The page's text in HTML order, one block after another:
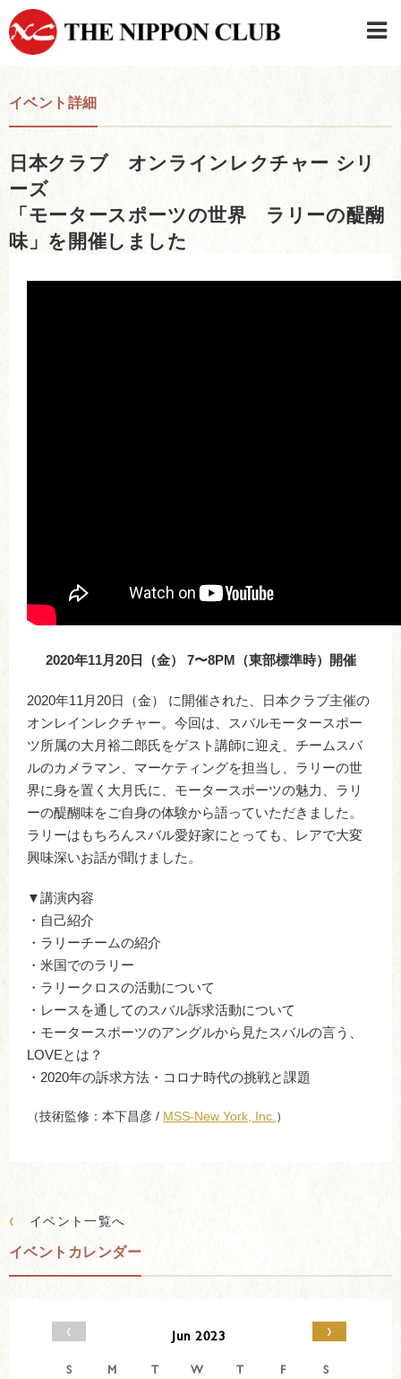
イベント詳細
日本クラブ オンラインレクチャー シリ
ーズ
「モータースポーツの世界 ラリーの醍醐
味」を開催しました
2020年11月20日（金） 7〜8PM（東部標準時）開催
2020年11月20日（金） に開催された、日本クラブ主催の
オンレインレクチャー。今回は、スバルモータースポー
ツ所属の大月裕二郎氏をゲスト講師に迎え、チームスバ
ルのカメラマン、マーケティングを担当し、ラリーの世
界に身を置く大月氏に、モータースポーツの魅力、ラリ
ーの醍醐味をご自身の体験から語っていただきました。
ラリーはもちろんスバル愛好家にとっても、レアで大変
興味深いお話が聞けました。
▼講演内容
・自己紹介
・ラリーチームの紹介
・米国でのラリー
・ラリークロスの活動について
・レースを通してのスバル訴求活動について
・モータースポーツのアングルから見たスバルの言う、
LOVEとは？
・2020年の訴求方法・コロナ時代の挑戦と課題
（技術監修：本下昌彦 / MSS-New York, Inc. ）
‹ イベント一覧へ
イベントカレンダー
‹ Jun 2023 ›
S M T W T F
S
日本クラブメンバーログイン
連絡先・駐車場
はじめてご利用の方はこちら
›